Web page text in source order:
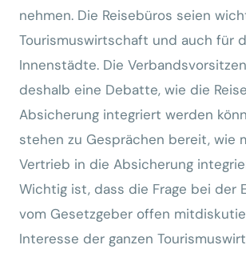
nehmen. Die Reisebüros seien
Tourismuswirtschaft und auch für
Innenstädte. Die
deshalb eine Debatte, wie die
Absicherung integriert werden
stehen zu Gesprächen bereit, wie
Vertrieb in die Absicherung
Wichtig ist, dass die Frage bei der
vom Gesetzgeber offen
Interesse der ganzen